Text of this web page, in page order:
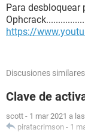
Para desbloquear
https://
Discusiones similares
Clave de
scott - 1 mar 2021 a
piratacrimson - 1